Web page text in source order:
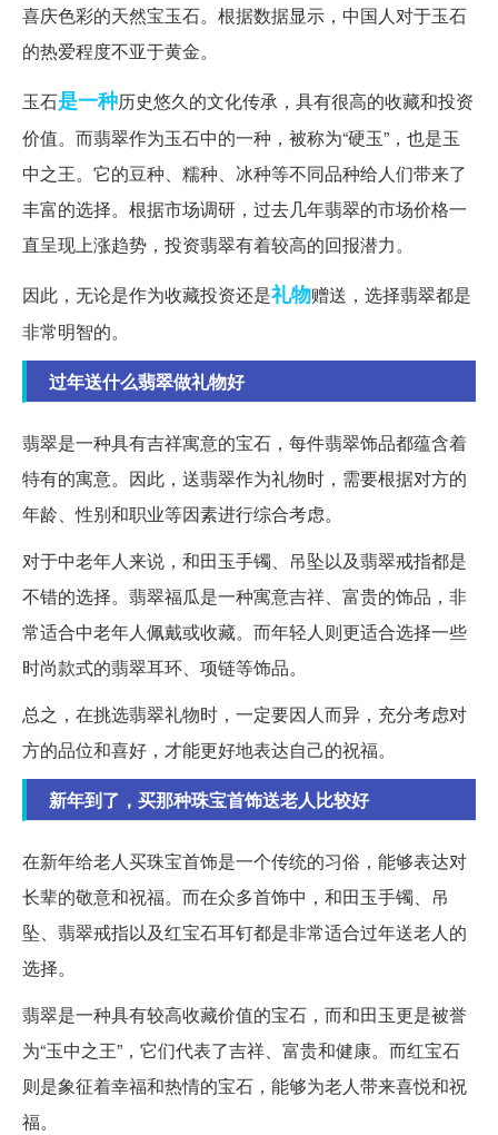
喜庆色彩的天然宝玉石。根据数据显示，中国人对于玉石
的热爱程度不亚于黄金。
玉石是一种历史悠久的文化传承，具有很高的收藏和投资
价值。而翡翠作为玉石中的一种，被称为“硬玉”，也是玉
中之王。它的豆种、糯种、冰种等不同品种给人们带来了
丰富的选择。根据市场调研，过去几年翡翠的市场价格一
直呈现上涨趋势，投资翡翠有着较高的回报潜力。
因此，无论是作为收藏投资还是礼物赠送，选择翡翠都是
非常明智的。
过年送什么翡翠做礼物好
翡翠是一种具有吉祥寓意的宝石，每件翡翠饰品都蕴含着
特有的寓意。因此，送翡翠作为礼物时，需要根据对方的
年龄、性别和职业等因素进行综合考虑。
对于中老年人来说，和田玉手镯、吊坠以及翡翠戒指都是
不错的选择。翡翠福瓜是一种寓意吉祥、富贵的饰品，非
常适合中老年人佩戴或收藏。而年轻人则更适合选择一些
时尚款式的翡翠耳环、项链等饰品。
总之，在挑选翡翠礼物时，一定要因人而异，充分考虑对
方的品位和喜好，才能更好地表达自己的祝福。
新年到了，买那种珠宝首饰送老人比较好
在新年给老人买珠宝首饰是一个传统的习俗，能够表达对
长辈的敬意和祝福。而在众多首饰中，和田玉手镯、吊
坠、翡翠戒指以及红宝石耳钉都是非常适合过年送老人的
选择。
翡翠是一种具有较高收藏价值的宝石，而和田玉更是被誉
为“玉中之王”，它们代表了吉祥、富贵和健康。而红宝石
则是象征着幸福和热情的宝石，能够为老人带来喜悦和祝
福。